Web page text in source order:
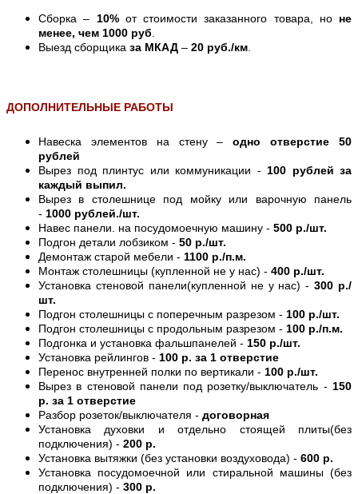
Сборка – 10%от стоимости заказанного товара, но не
менее, чем 1000 руб
Выезд сборщика за МКАД – 20 руб./км
ДОПОЛНИТЕЛЬНЫЕ РАБОТЫ
Навеска элементов на стену –одно отверстие 50
рублей
Вырез под плинтус или коммуникации - 100 рублей за
каждый выпил.
Вырез в столешнице под мойку или варочную панель
- 1000 рублей./шт.
Навес панели. на посудомоечную машину - 500 р./шт.
Подгон детали лобзиком - 50 р./шт.
Демонтаж старой мебели - 1100 р./п.м.
Монтаж столешницы (купленной не у нас) - 400 р./шт.
Установка стеновой панели(купленной не у нас) -300 р./
шт.
Подгон столешницы с поперечным разрезом - 100 р./шт.
Подгон столешницы с продольным разрезом - 100 р./п.м.
Подгонка и установка фальшпанелей - 150 р./шт.
Установка рейлингов - 100 р. за 1 отверстие
Перенос внутренней полки по вертикали - 100 р./шт.
Вырез в стеновой панели под розетку/выключатель - 150
р. за 1 отверстие
Разбор розеток/выключателя - договорная
Установка духовки и отдельно стоящей плиты(без
подключения) - 200 р.
Установка вытяжки (без установки воздуховода) - 600 р.
Установка посудомоечной или стиральной машины (без
подключения) - 300 р.